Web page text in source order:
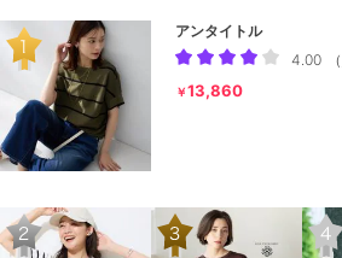
アンタイトル
4.00
（
￥13,860